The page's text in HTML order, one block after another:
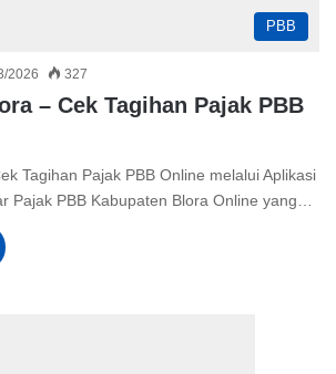
PBB
2026 327
– Cek Tagihan Pajak PBB
Tagihan Pajak PBB Online melalui Aplikasi
Pajak PBB Kabupaten Blora Online yang…